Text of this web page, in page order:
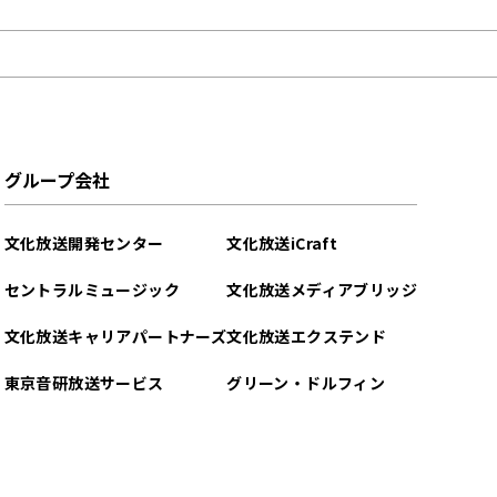
グループ会社
文化放送開発センター
セントラルミュージック
文化放送キャリアパートナーズ
東京音研放送サービス
文化放送iCraft
文化放送メディアブリッジ
文化放送エクステンド
グリーン・ドルフィン